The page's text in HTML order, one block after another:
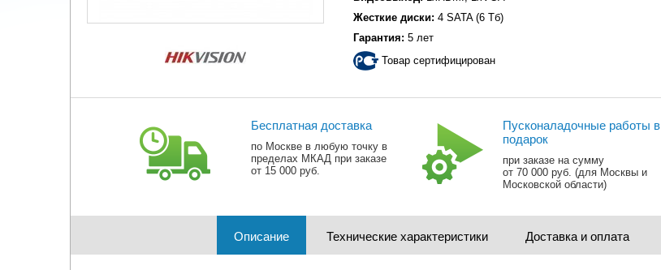
Жесткие диски: 4 SATA (6 Тб)
Гарантия: 5 лет
Товар сертифицирован
Бесплатная доставка
по Москве в любую точку в
пределах МКАД при заказе
от 15 000 руб.
Пусконаладочные работы в
подарок
при заказе на сумму
от 70 000 руб. (для Москвы и
Московской области)
Описание Технические характеристики Доставка и оплата